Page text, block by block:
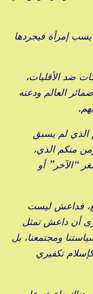
إمرأة فيجردها
ضد الأقليات،
العالم ودعته
الذي لم يسبق
منكم الذي،
“الآخر” أو
فداعش ليست
أن داعش تمثل
ومجتمعنا، بل
تكفيري